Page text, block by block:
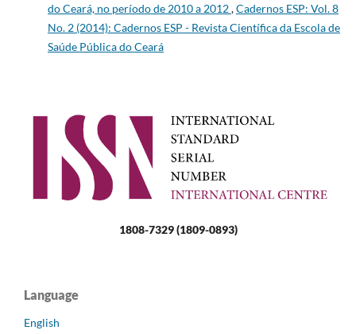
do Ceará, no período de 2010 a 2012,Cadernos ESP: Vol. 8
No. 2 (2014): Cadernos ESP - Revista Cientí­fica da Escola de
Saúde Pública do Ceará
1808-7329 (1809-0893)
Language
English